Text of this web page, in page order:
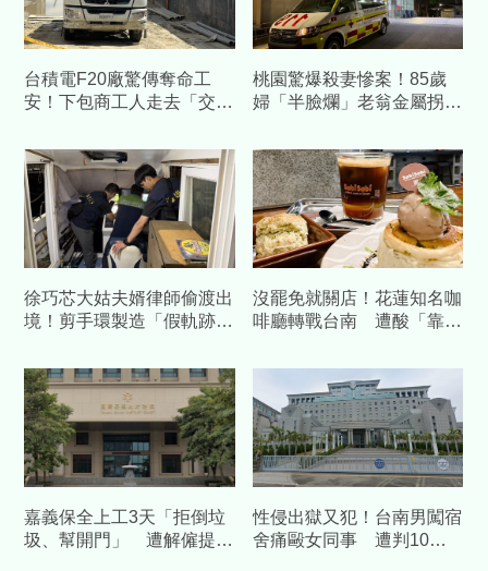
台積電F20廠驚傳奪命工
安！下包商工人走去「交管
腹」當場身亡
桃園驚爆殺妻慘案！85歲
婦「半臉爛」老翁金屬拐杖
期碎念
徐巧芯大姑夫婿律師偷渡出
境！剪手環製造「假軌跡」
偷渡集團
沒罷免就關店！花蓮知名咖
啡廳轉戰台南 遭酸「靠補
嘉義保全上工3天「拒倒垃
圾、幫開門」 遭解僱提告
性侵出獄又犯！台南男闖宿
舍痛毆女同事 遭判10